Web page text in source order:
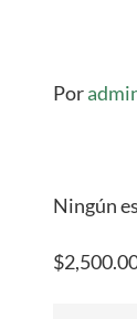
Por
Ningún